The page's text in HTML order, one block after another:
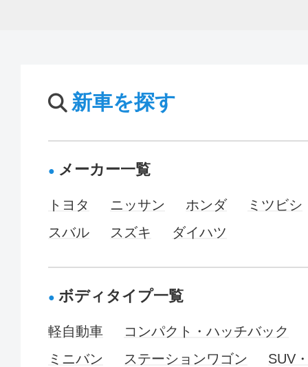
新車を探す
メーカー一覧
トヨタ ニッサン ホンダ
ミツビシ
スバル
スズキ ダイハツ
ボディタイプ一覧
軽自動車
コンパクト・ハッチバック
ミニバン
ステーションワゴン
SUV